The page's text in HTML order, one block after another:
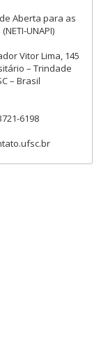
Aberta para as
UNAPI)
Vitor Lima, 145
– Trindade
– Brasil
6198